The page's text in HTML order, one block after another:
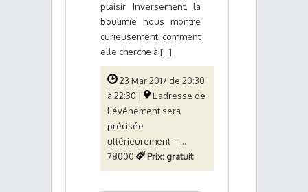
plaisir. Inversement, la
boulimie nous montre
curieusement comment
elle cherche à [...]
23 Mar 2017 de 20:30
à 22:30 |
L’adresse de
l’événement sera
précisée
ultérieurement – ...
78000
Prix: gratuit